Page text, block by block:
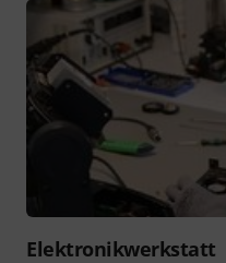
Elektronikwerkstatt